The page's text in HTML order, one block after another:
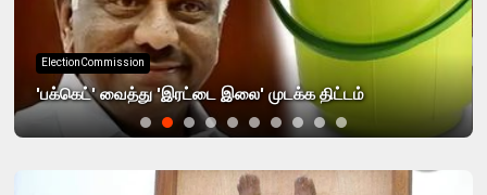
ElectionCampaign
40 தொகுதிகளிலும் அதிமுக கூட்டணி வெற்றி பெறும் -
எடப்பாடி பழனிசாமி